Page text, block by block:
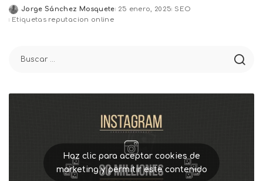
Posted
by
Jorge Sánchez Mosquete 25 enero, 2025 SEO
Etiquetas reputacion online
Haz clic para aceptar cookies de
marketing y permitir este contenido